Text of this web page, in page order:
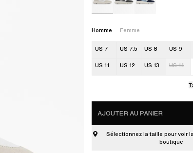
Homme Femme
US 7 US 7.5 US 8 US 9
US 11 US 12 US 13 US 14
AJOUTER AU PANIER
Sélectionnez la taille pour voir
boutique